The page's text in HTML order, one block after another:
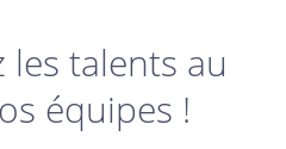
les talents au
équipes !